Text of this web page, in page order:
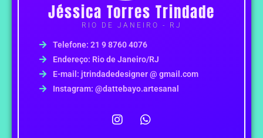
Jéssica Torres Trindade
RIO DE JANEIRO - RJ
Telefone: 21 9 8760 4076
Endereço: Rio de Janeiro/RJ
E-mail: jtrindadedesigner @ gmail.com
Instagram: @dattebayo.artesanal
I
n
W
h